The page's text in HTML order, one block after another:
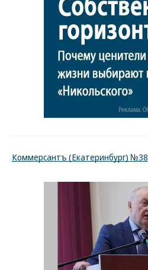
Коммерсантъ (Екатеринбург) №38